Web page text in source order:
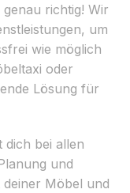
richtig! Wir
um
wie möglich
oder
Lösung für
bei allen
und
Möbel und